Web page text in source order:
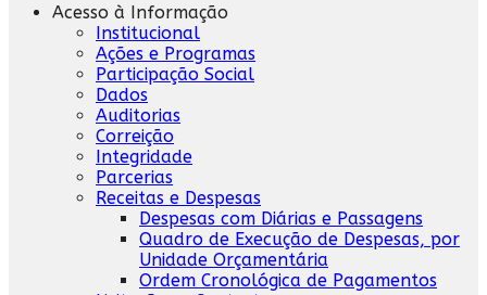
Acesso à Informação
Institucional
Ações e Programas
Participação Social
Dados
Auditorias
Correição
Integridade
Parcerias
Receitas e Despesas
Despesas com Diárias e Passagens
Quadro de Execução de Despesas, por
Unidade Orçamentária
Ordem Cronológica de Pagamentos